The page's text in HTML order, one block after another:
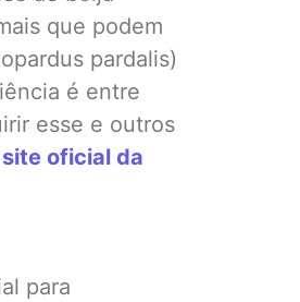
que podem
pardalis)
é entre
esse e outros
site oficial da
para